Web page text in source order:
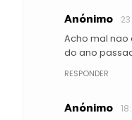
Anónimo
Acho mal
do ano
RESPONDER
Anónimo